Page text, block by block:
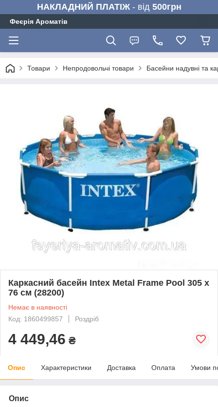
НАКЛАДНИЙ ПЛАТІЖ- від 500грн
Феєрія Ароматів
Товари Непродовольчі товари Басейни надувні та
Каркасний басейн Intex Metal Frame Pool 305 х
76 см (28200)
Немає в наявності
Код: 1860499857
Роздріб
4 449,46 ₴
Опис Характеристики Доставка Оплата Умови
Опис